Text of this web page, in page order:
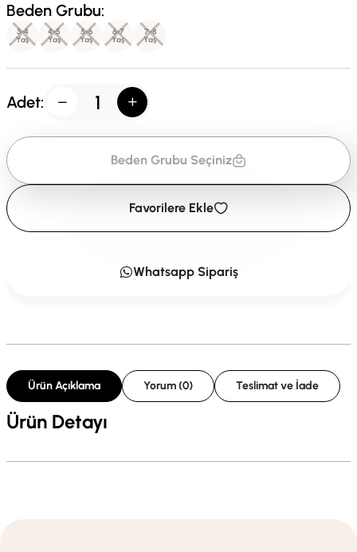
Beden Grubu:
3-4
Yaş
4-5
Yaş
5-6
Yaş
6-7
Yaş
7-8
Yaş
Adet:
Beden Grubu Seçiniz
Favorilere Ekle
Whatsapp Sipariş
Ürün Açıklama Yorum (0) Teslimat ve İade
Ürün Detayı